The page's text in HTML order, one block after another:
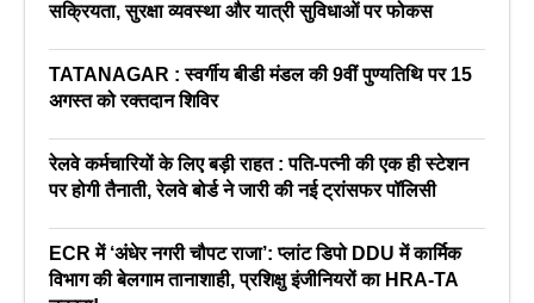
सक्रियता, सुरक्षा व्यवस्था और यात्री सुविधाओं पर फोकस
TATANAGAR : स्वर्गीय बीडी मंडल की 9वीं पुण्यतिथि पर 15
अगस्त को रक्तदान शिविर
रेलवे कर्मचारियों के लिए बड़ी राहत : पति-पत्नी की एक ही स्टेशन
पर होगी तैनाती, रेलवे बोर्ड ने जारी की नई ट्रांसफर पॉलिसी
ECR में ‘अंधेर नगरी चौपट राजा’: प्लांट डिपो DDU में कार्मिक
विभाग की बेलगाम तानाशाही, प्रशिक्षु इंजीनियरों का HRA-TA